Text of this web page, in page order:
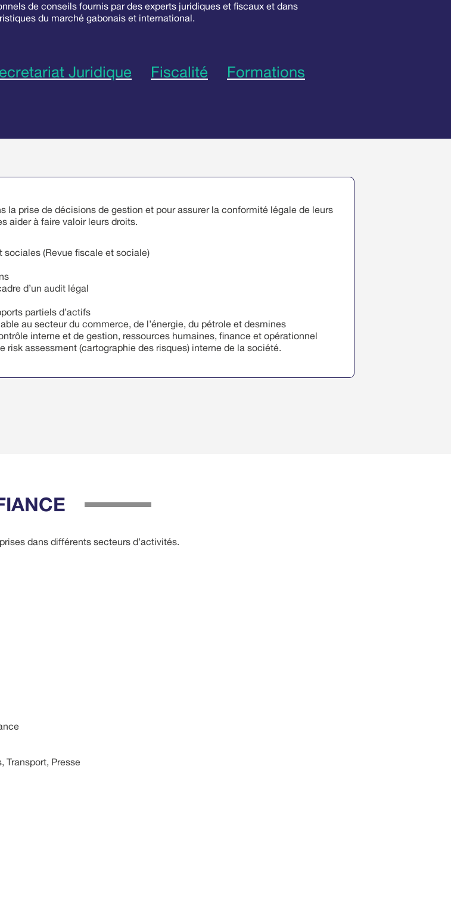
de conseils fournis par des experts juridiques et fiscaux et dans
du marché gabonais et international.
Juridique Fiscalité Formations
la prise de décisions de gestion et pour assurer la conformité légale de leurs
aider à faire valoir leurs droits.
(Revue fiscale et sociale)
d’un audit légal
partiels d’actifs
au secteur du commerce, de l’énergie, du pétrole et desmines
interne et de gestion, ressources humaines, finance et opérationnel
risk assessment (cartographie des risques) interne de la société.
dans différents secteurs d’activités.
de l’Alimentation et de la Pêche
Transport, Presse